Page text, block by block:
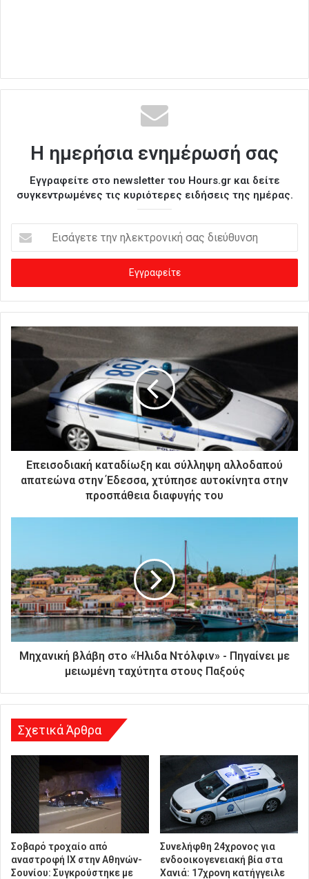
Η ημερήσια ενημέρωσή σας
Εγγραφείτε στο newsletter του Hours.gr και δείτε
συγκεντρωμένες τις κυριότερες ειδήσεις της ημέρας.
σ
γ
ε
ε
λ
ς
δ
ι
ε
ύ
σ
Επεισοδιακή καταδίωξη και σύλληψη αλλοδαπού
απατεώνα στην Έδεσσα, χτύπησε αυτοκίνητα στην
προσπάθεια διαφυγής του
Μηχανική βλάβη στο «Ήλιδα Ντόλφιν» - Πηγαίνει με
μειωμένη ταχύτητα στους Παξούς
Σχετικά Άρθρα
Σοβαρό τροχαίο από
αναστροφή ΙΧ στην Αθηνών-
Σουνίου: Συγκρούστηκε με
Συνελήφθη 24χρονος για
ενδοοικογενειακή βία στα
Χανιά: 17χρονη κατήγγειλε